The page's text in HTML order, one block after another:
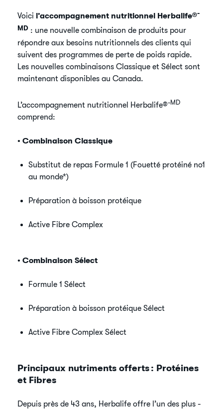
Voici l’accompagnement nutritionnel Herbalife®-
MD : une nouvelle combinaison de produits pour
répondre aux besoins nutritionnels des clients qui
suivent des programmes de perte de poids rapide.
Les nouvelles combinaisons Classique et Sélect sont
maintenant disponibles au Canada.
L’accompagnement nutritionnel Herbalife®-MD
comprend:
• Combinaison Classique
Substitut de repas Formule 1 (Fouetté protéiné no1
au monde*)
Préparation à boisson protéique
Active Fibre Complex
• Combinaison Sélect
Formule 1 Sélect
Préparation à boisson protéique Sélect
Active Fibre Complex Sélect
Principaux nutriments offerts : Protéines
et Fibres
Depuis près de 43 ans, Herbalife offre l’un des plus -